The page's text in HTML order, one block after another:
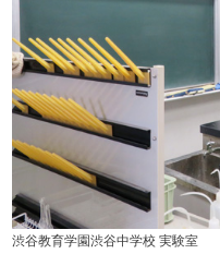
渋谷教育学園渋谷中学校 実験室